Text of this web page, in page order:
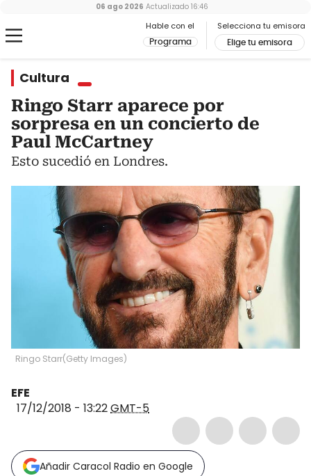
Hable con el
Programa
Selecciona tu emisora
Elige tu emisora
06 ago 2026 Actualizado 16:46
Cultura
Ringo Starr aparece por
sorpresa en un concierto de
Paul McCartney
Esto sucedió en Londres.
Ringo Starr(Getty Images)
EFE
17/12/2018 - 13:22GMT-5
Añadir Caracol Radio en Google